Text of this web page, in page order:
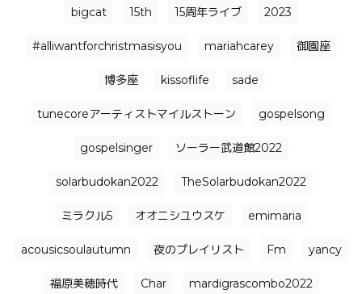
bigcat 15th 15周年ライブ 2023
#alliwantforchristmasisyou mariahcarey 御園座
博多座 kissoflife sade
tunecoreアーティストマイルストーン gospelsong
gospelsinger ソーラー武道館2022
solarbudokan2022 TheSolarbudokan2022
ミラクル5 オオニシユウスケ emimaria
acousicsoulautumn 夜のプレイリスト Fm yancy
福原美穂時代 Char mardigrascombo2022